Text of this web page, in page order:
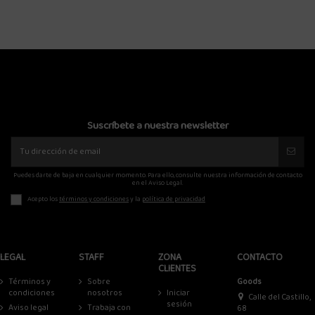
Suscríbete a nuestra newsletter
Puedes darte de baja en cualquier momento. Para ello, consulte nuestra información de contacto
en el Aviso Legal.
Acepto lostérminos y condicionesy la política de privacidad
LEGAL
Términos y
condiciones
Aviso legal
STAFF
Sobre
nosotros
Trabaja con
ZONA
CLIENTES
Iniciar
sesión
CONTACTO
Goods
Calle del Castillo,
68